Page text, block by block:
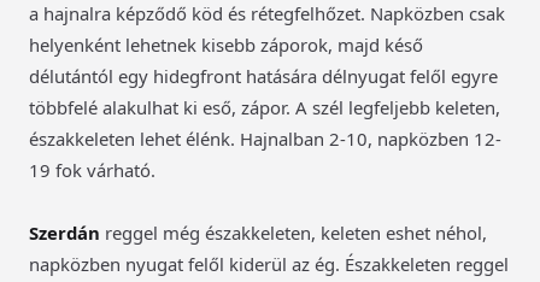
a hajnalra képződő köd és rétegfelhőzet. Napközben csak
helyenként lehetnek kisebb záporok, majd késő
délutántól egy hidegfront hatására délnyugat felől egyre
többfelé alakulhat ki eső, zápor. A szél legfeljebb keleten,
északkeleten lehet élénk. Hajnalban 2-10, napközben 12-
19 fok várható.
Szerdán reggel még északkeleten, keleten eshet néhol,
napközben nyugat felől kiderül az ég. Északkeleten reggel